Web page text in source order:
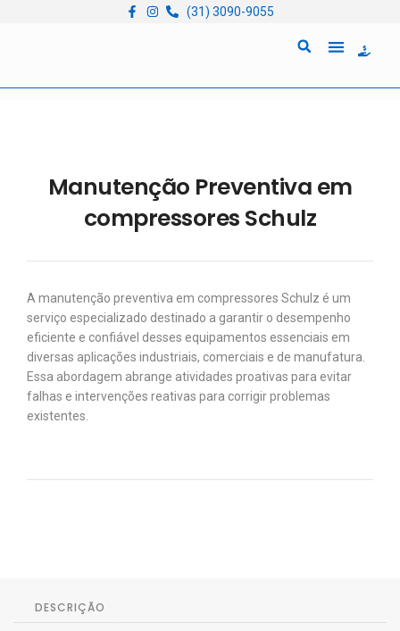
(31) 3090-9055
Manutenção Preventiva em
compressores Schulz
A manutenção preventiva em compressores Schulz é um
serviço especializado destinado a garantir o desempenho
eficiente e confiável desses equipamentos essenciais em
diversas aplicações industriais, comerciais e de manufatura.
Essa abordagem abrange atividades proativas para evitar
falhas e intervenções reativas para corrigir problemas
existentes.
DESCRIÇÃO